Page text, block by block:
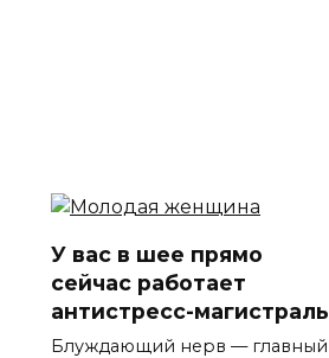
У вас в шее прямо
сейчас работает
антистресс-магистраль
Блуждающий нерв — главный